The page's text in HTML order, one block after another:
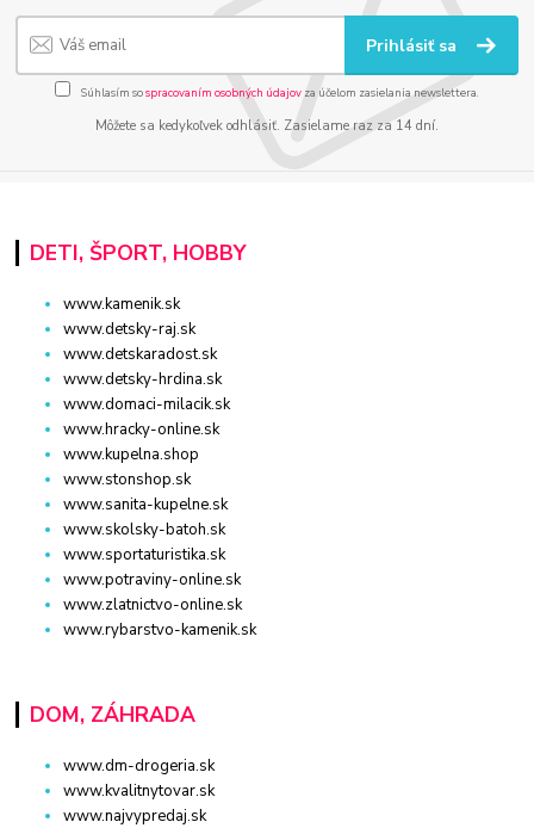
Prihlásiť sa
Súhlasím sospracovaním osobných údajov za účelom zasielania newslettera.
Môžete sa kedykoľvek odhlásiť. Zasielame raz za 14 dní.
DETI, ŠPORT, HOBBY
www.kamenik.sk
www.detsky-raj.sk
www.detskaradost.sk
www.detsky-hrdina.sk
www.domaci-milacik.sk
www.hracky-online.sk
www.kupelna.shop
www.stonshop.sk
www.sanita-kupelne.sk
www.skolsky-batoh.sk
www.sportaturistika.sk
www.potraviny-online.sk
www.zlatnictvo-online.sk
www.rybarstvo-kamenik.sk
DOM, ZÁHRADA
www.dm-drogeria.sk
www.kvalitnytovar.sk
www.najvypredaj.sk